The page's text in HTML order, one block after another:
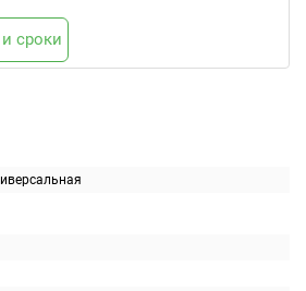
сроки